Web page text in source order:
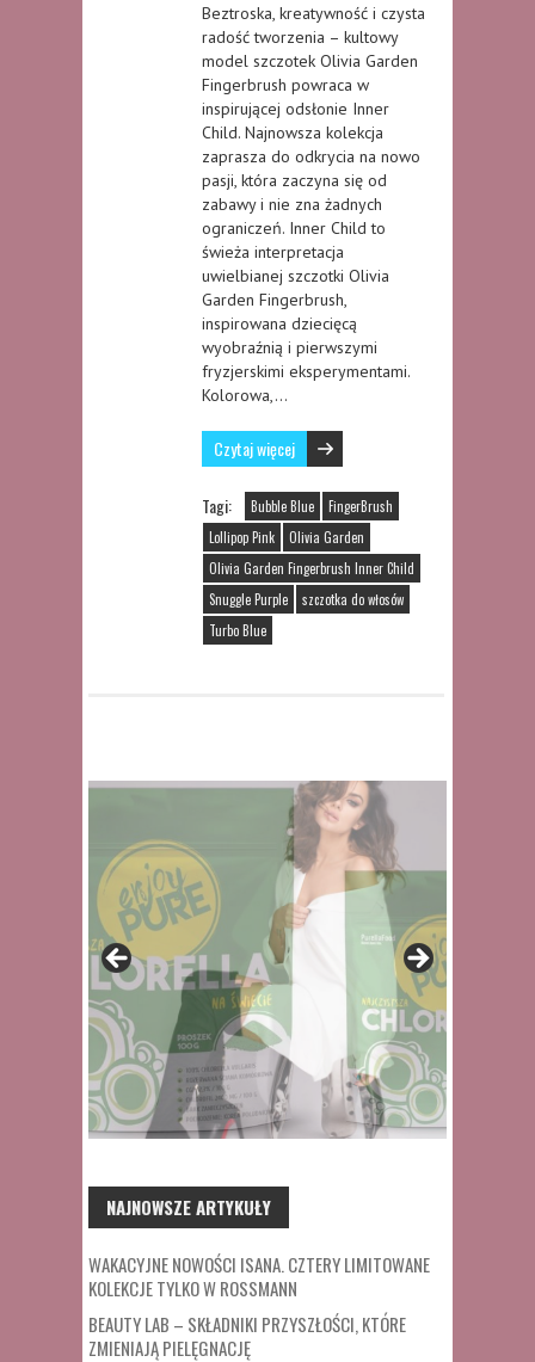
Beztroska, kreatywność i czysta
radość tworzenia – kultowy
model szczotek Olivia Garden
Fingerbrush powraca w
inspirującej odsłonie Inner
Child. Najnowsza kolekcja
zaprasza do odkrycia na nowo
pasji, która zaczyna się od
zabawy i nie zna żadnych
ograniczeń. Inner Child to
świeża interpretacja
uwielbianej szczotki Olivia
Garden Fingerbrush,
inspirowana dziecięcą
wyobraźnią i pierwszymi
fryzjerskimi eksperymentami.
Kolorowa,…
Czytaj więcej
Tagi: Bubble Blue
FingerBrush
Lollipop Pink
Olivia Garden
Olivia Garden Fingerbrush Inner Child
Snuggle Purple
szczotka do włosów
Turbo Blue
NAJNOWSZE ARTYKUŁY
WAKACYJNE NOWOŚCI ISANA. CZTERY LIMITOWANE
KOLEKCJE TYLKO W ROSSMANN
BEAUTY LAB – SKŁADNIKI PRZYSZŁOŚCI, KTÓRE
ZMIENIAJĄ PIELĘGNACJĘ